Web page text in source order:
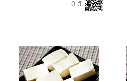
0 đ